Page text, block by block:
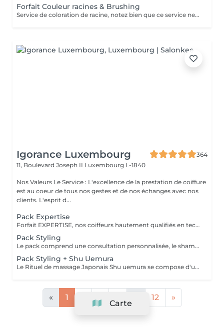
Forfait Couleur racines & Brushing
Service de coloration de racine, notez bien que ce service ne permet pas d‘effectuer d’importants éclaircissements tel qu‘un balayage ou des mèches.
Igorance Luxembourg
364
11, Boulevard Joseph II Luxembourg L-1840
Nos Valeurs Le Service : L'excellence de la prestation de coiffure
est au coeur de tous nos gestes et de nos échanges avec nos
clients. L'esprit d...
Pack Expertise
Forfait EXPERTISE, nos coiffeurs hautement qualifiés en technique anglo-saxonne, en formation continu et diplômés d’une académie anglaise à Paris. Vous offre une séance d’une heure avec votre coach en suivi beauté. Ce pack inclus : 1 h de prestation Un diagnostique personnalisé Shampoing spécifique Haircare Conditioner spécifique Produit de coiffage Coupe Styling Produit de finition
Pack Styling
Le pack comprend une consultation personnalisée, le shampooing et le conditionneur spécifiques REDKEN , le séchage et les produits de styling REDKEN * Tarifs à titre indicatifs à confirmer après la consultation personnalisée établit auprès de votre coiffeur/stylist/spécialiste * La direction se réserve le droit d’apporter des modifications pour le bon fonctionnement du salon
Pack Styling + Shu Uemura
Le Rituel de massage Japonais Shu uemura se compose d'un shampooing et d'un soin d'une durée de 30 minutes pour une relaxation une une réparation intense du cheveu et ensuite le pack styling
« 1 3 12 »
Carte